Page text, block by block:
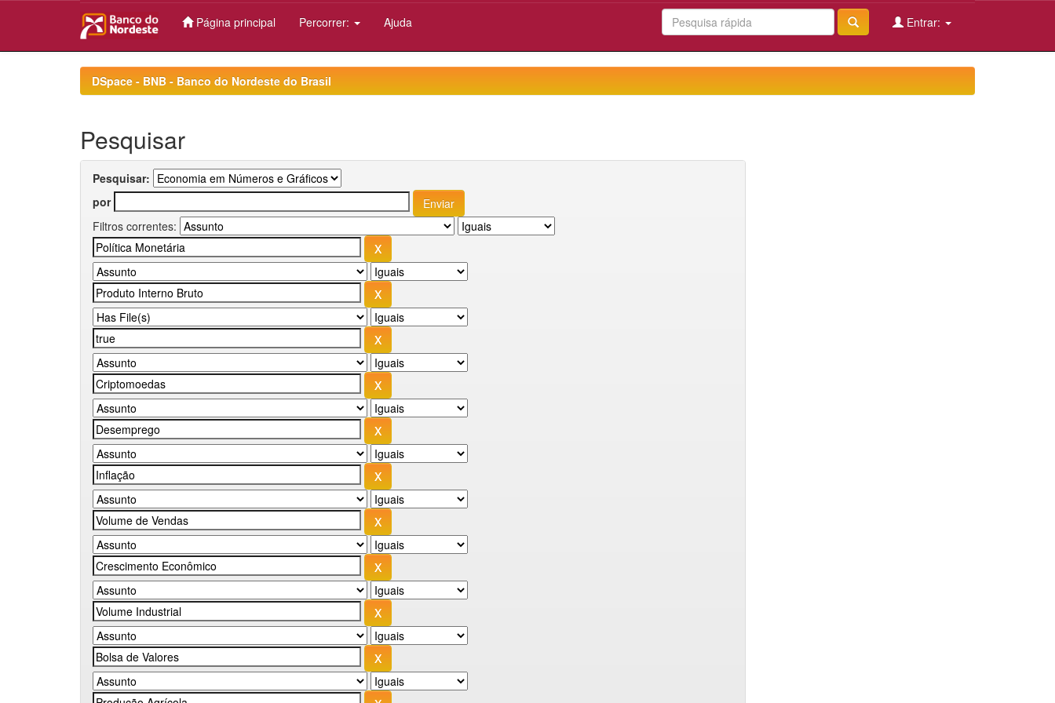
Página principal Percorrer: Ajuda Entrar:
DSpace - BNB - Banco do Nordeste do Brasil
Pesquisar
Pesquisar:
por
Filtros correntes: